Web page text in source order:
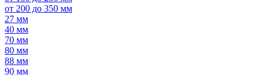
от 200 до 350 мм
27 мм
40 мм
70 мм
80 мм
88 мм
90 мм